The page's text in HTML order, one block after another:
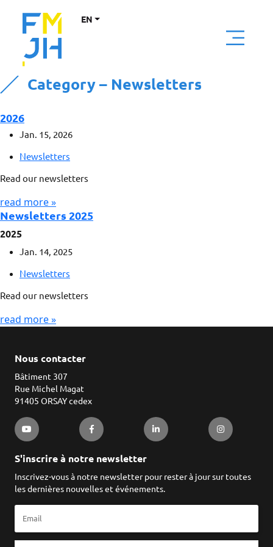
EN
Category – Newsletters
2026
Jan. 15, 2026
Newsletters
Read our newsletters
read more »
Newsletters 2025
2025
Jan. 14, 2025
Newsletters
Read our newsletters
read more »
Nous contacter
Bâtiment 307
Rue Michel Magat
91405 ORSAY cedex
S'inscrire à notre newsletter
Inscrivez-vous à notre newsletter pour rester à jour sur toutes
les dernières nouvelles et événements.